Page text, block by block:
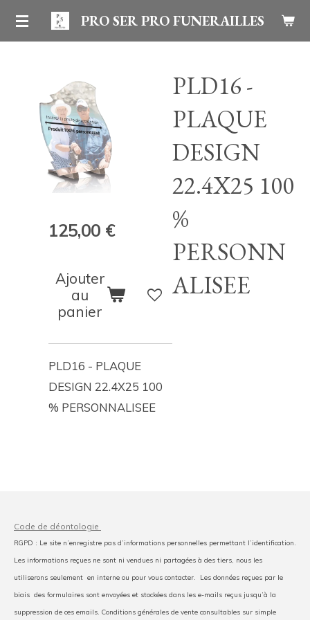
Passer
PRO SER PRO FUNERAILLES
PLD16 -
PLAQUE
DESIGN
22.4X25 100
%
PERSONN
ALISEE
125,00 €
Ajouter
au
panier
PLD16 - PLAQUE
DESIGN 22.4X25 100
% PERSONNALISEE
Code de déontologie
RGPD : Le site n’enregistre pas d’informations personnelles permettant l’identification.
Les informations reçues ne sont ni vendues ni partagées à des tiers, nous les
utiliserons seulement en interne ou pour vous contacter. Les données reçues par le
biais des formulaires sont envoyées et stockées dans les e-mails reçus jusqu’à la
suppression de ces emails. Conditions générales de vente consultables sur simple